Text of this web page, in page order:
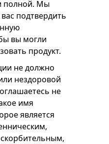
полной. Мы
подтвердить
вы могли
продукт.
не должно
нездоровой
не
имя
является